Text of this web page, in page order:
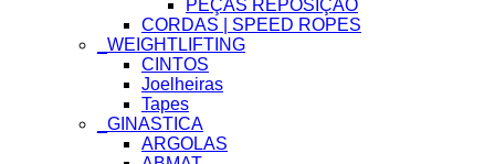
PEÇAS REPOSIÇÃO
CORDAS | SPEED ROPES
_WEIGHTLIFTING
CINTOS
Joelheiras
Tapes
_GINASTICA
ARGOLAS